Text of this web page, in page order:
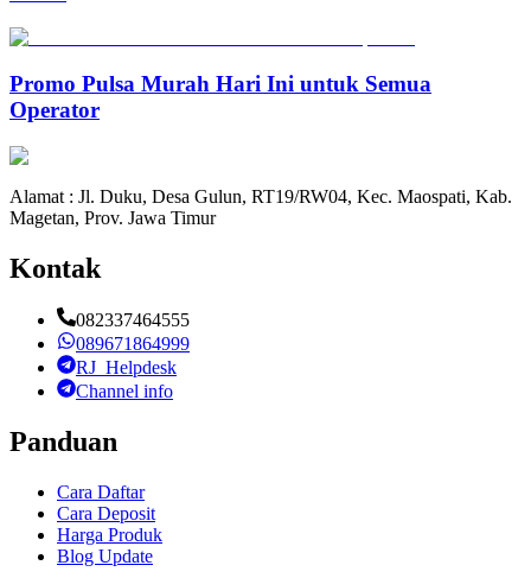
Promo Pulsa Murah Hari Ini untuk Semua
Operator
Alamat : Jl. Duku, Desa Gulun, RT19/RW04, Kec. Maospati, Kab.
Magetan, Prov. Jawa Timur
Kontak
082337464555
089671864999
RJ_Helpdesk
Channel info
Panduan
Cara Daftar
Cara Deposit
Harga Produk
Blog Update